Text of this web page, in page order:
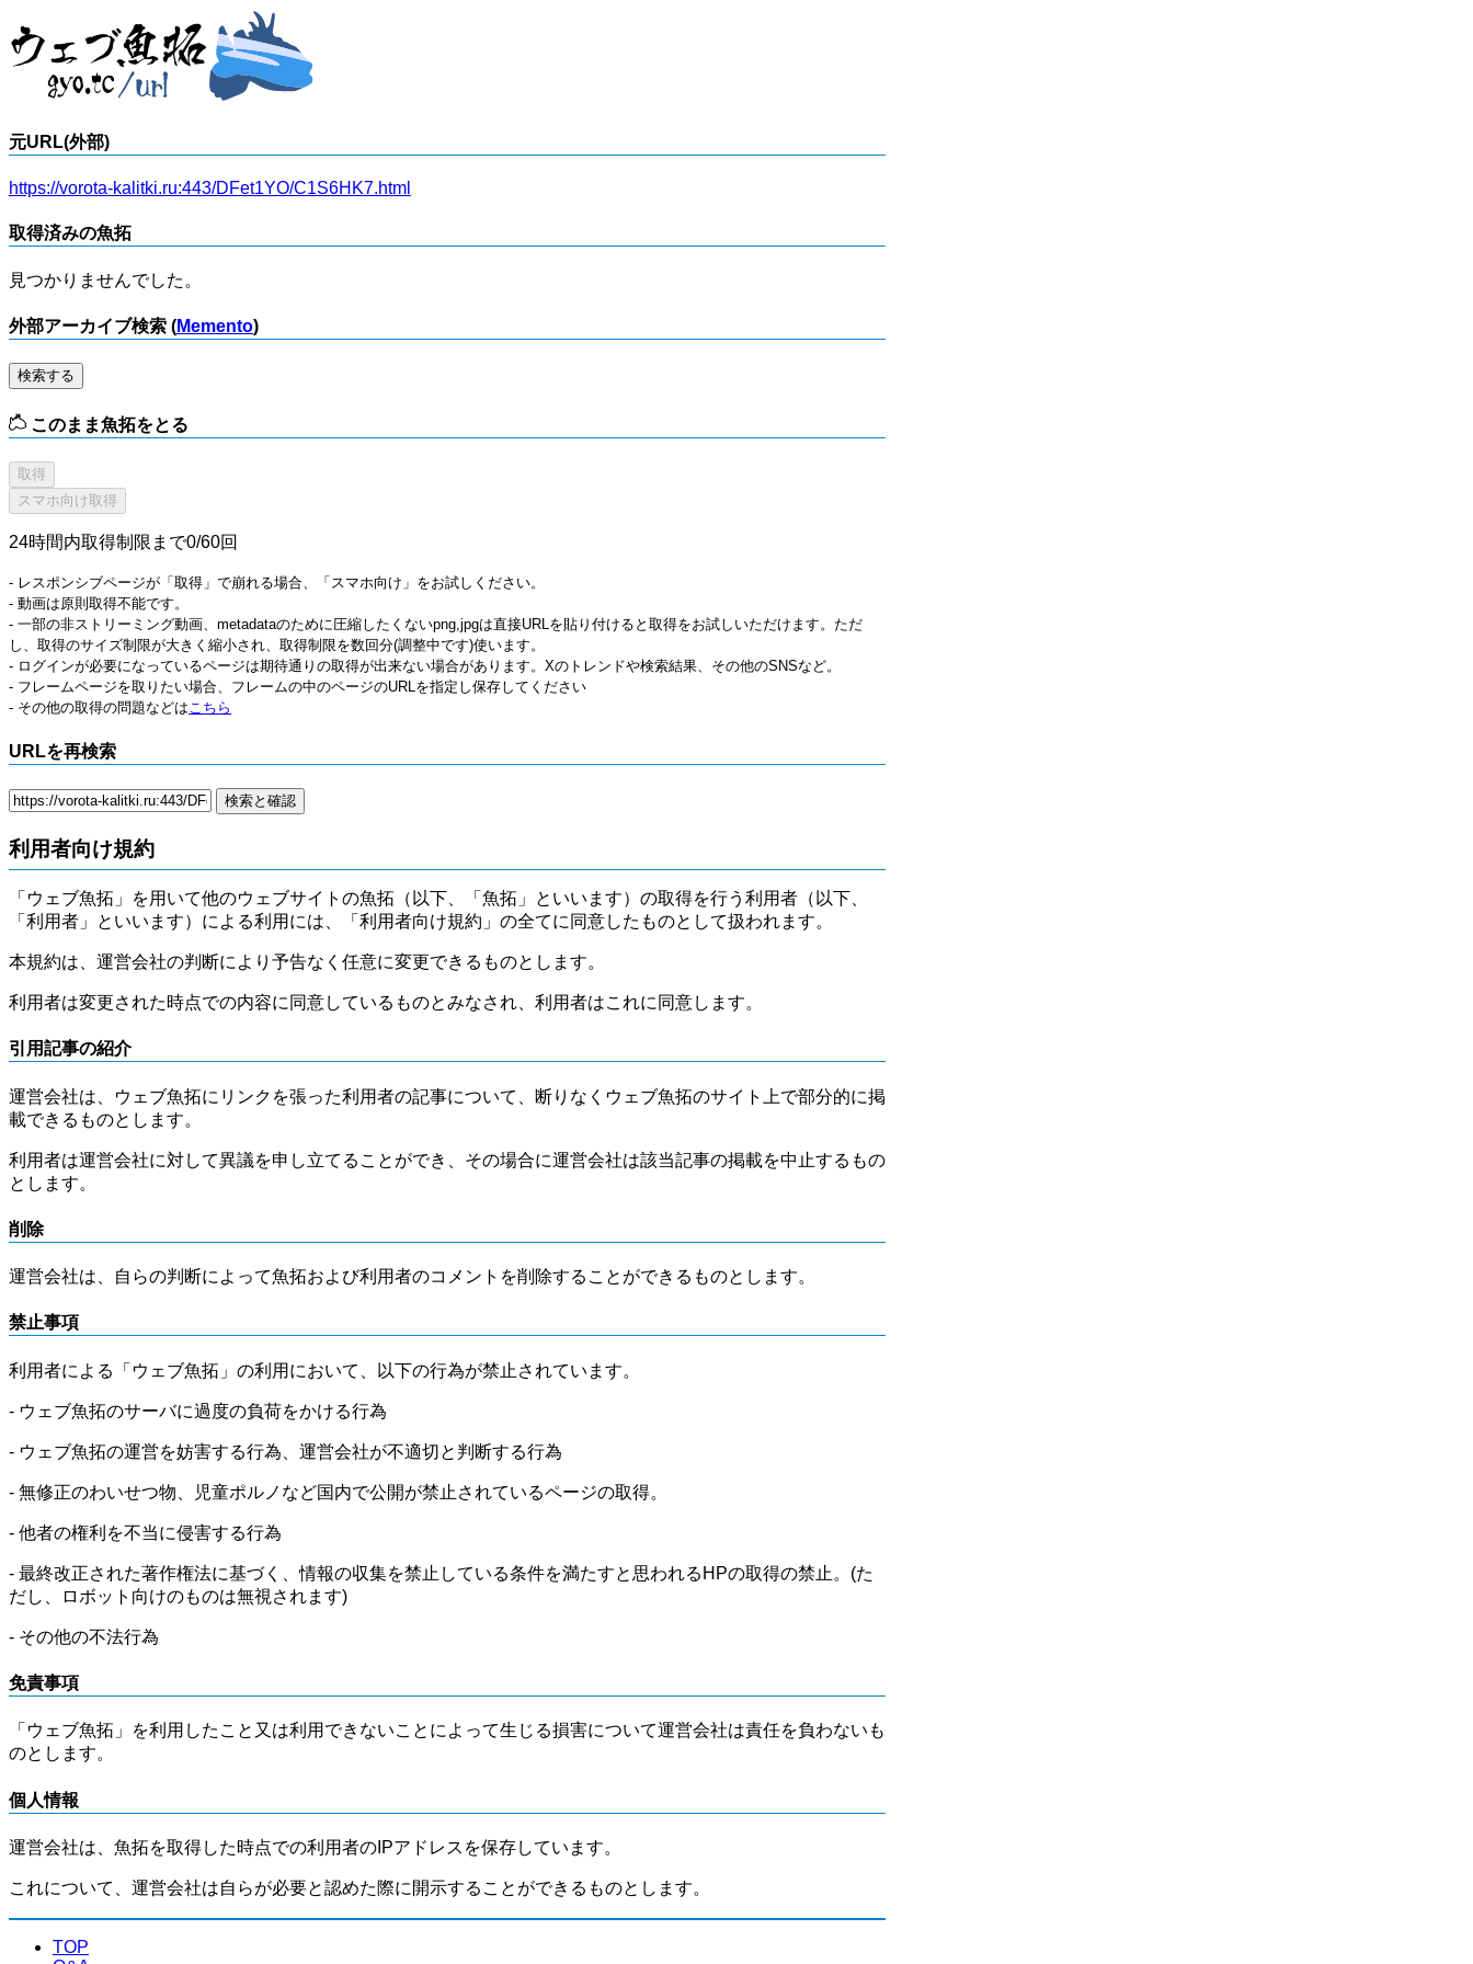
元URL(外部)
https://vorota-kalitki.ru:443/DFet1YO/C1S6HK7.html
取得済みの魚拓
見つかりませんでした。
外部アーカイブ検索 (Memento)
検索する
このまま魚拓をとる
24時間内取得制限まで0/60回
- レスポンシブページが「取得」で崩れる場合、「スマホ向け」をお試しください。
- 動画は原則取得不能です。
- 一部の非ストリーミング動画、metadataのために圧縮したくないpng,jpgは直接URLを貼り付けると取得をお試しいただけます。ただ
し、取得のサイズ制限が大きく縮小され、取得制限を数回分(調整中です)使います。
- ログインが必要になっているページは期待通りの取得が出来ない場合があります。Xのトレンドや検索結果、その他のSNSなど。
- フレームページを取りたい場合、フレームの中のページのURLを指定し保存してください
- その他の取得の問題などは こちら
URLを再検索
利用者向け規約
「ウェブ魚拓」を用いて他のウェブサイトの魚拓（以下、「魚拓」といいます）の取得を行う利用者（以下、
「利用者」といいます）による利用には、「利用者向け規約」の全てに同意したものとして扱われます。
本規約は、運営会社の判断により予告なく任意に変更できるものとします。
利用者は変更された時点での内容に同意しているものとみなされ、利用者はこれに同意します。
引用記事の紹介
運営会社は、ウェブ魚拓にリンクを張った利用者の記事について、断りなくウェブ魚拓のサイト上で部分的に掲
載できるものとします。
利用者は運営会社に対して異議を申し立てることができ、その場合に運営会社は該当記事の掲載を中止するもの
とします。
削除
運営会社は、自らの判断によって魚拓および利用者のコメントを削除することができるものとします。
禁止事項
利用者による「ウェブ魚拓」の利用において、以下の行為が禁止されています。
- ウェブ魚拓のサーバに過度の負荷をかける行為
- ウェブ魚拓の運営を妨害する行為、運営会社が不適切と判断する行為
- 無修正のわいせつ物、児童ポルノなど国内で公開が禁止されているページの取得。
- 他者の権利を不当に侵害する行為
- 最終改正された著作権法に基づく、情報の収集を禁止している条件を満たすと思われるHPの取得の禁止。(た
だし、ロボット向けのものは無視されます)
- その他の不法行為
免責事項
「ウェブ魚拓」を利用したこと又は利用できないことによって生じる損害について運営会社は責任を負わないも
のとします。
個人情報
運営会社は、魚拓を取得した時点での利用者のIPアドレスを保存しています。
これについて、運営会社は自らが必要と認めた際に開示することができるものとします。
TOP